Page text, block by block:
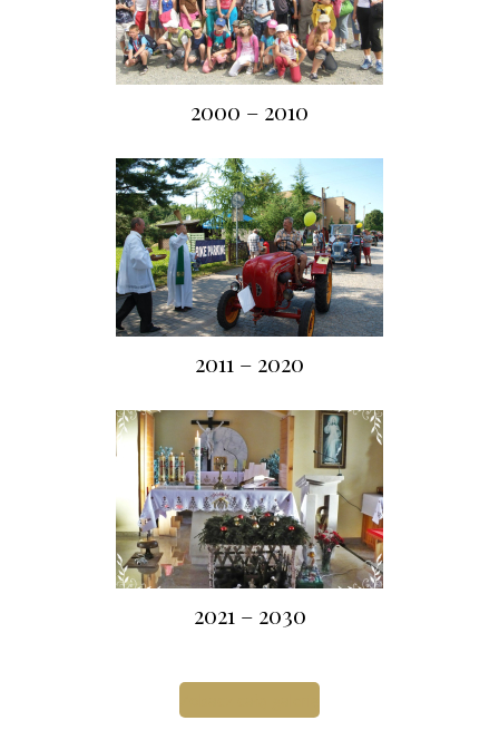
2000 – 2010
2011 – 2020
2021 – 2030